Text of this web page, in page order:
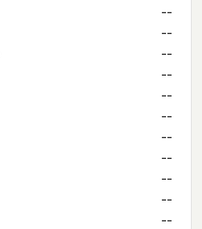
--
--
--
--
--
--
--
--
--
--
--